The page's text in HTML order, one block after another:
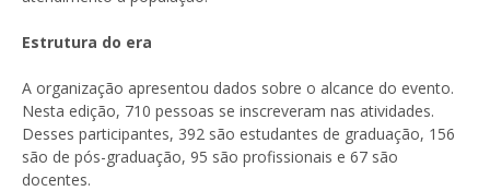
Estrutura do era
A organização apresentou dados sobre o alcance do evento.
Nesta edição, 710 pessoas se inscreveram nas atividades.
Desses participantes, 392 são estudantes de graduação, 156
são de pós-graduação, 95 são profissionais e 67 são
docentes.